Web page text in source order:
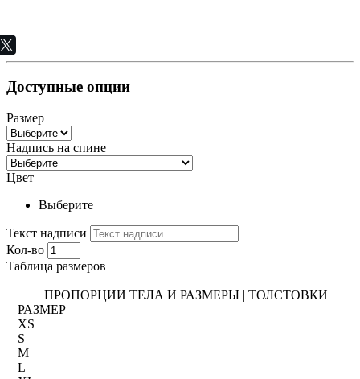
Доступные опции
Размер
Надпись на спине
Цвет
Выберите
Текст надписи
Кол-во
Таблица размеров
ПРОПОРЦИИ ТЕЛА И РАЗМЕРЫ | ТОЛСТОВКИ
РАЗМЕР
XS
S
M
L